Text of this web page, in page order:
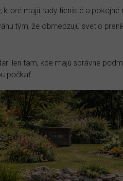
ktoré majú rady tienisté a pokojné
tým, že obmedzujú svetlo
len tam, kde majú správne
počkať.